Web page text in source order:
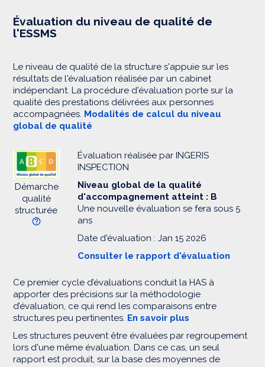
Évaluation du niveau de qualité de
l'ESSMS
Le niveau de qualité de la structure s'appuie sur les
résultats de l'évaluation réalisée par un cabinet
indépendant. La procédure d'évaluation porte sur la
qualité des prestations délivrées aux personnes
accompagnées. Modalités de calcul du niveau
global de qualité
Démarche
qualité
structurée
Évaluation réalisée par INGERIS
INSPECTION
Niveau global de la qualité
d'accompagnement atteint : B
Une nouvelle évaluation se fera sous 5
ans
Date d'évaluation : Jan 15 2026
Consulter le rapport d'évaluation
Ce premier cycle d’évaluations conduit la HAS à
apporter des précisions sur la méthodologie
d’évaluation, ce qui rend les comparaisons entre
structures peu pertinentes. En savoir plus
Les structures peuvent être évaluées par regroupement
lors d'une même évaluation. Dans ce cas, un seul
rapport est produit, sur la base des moyennes de